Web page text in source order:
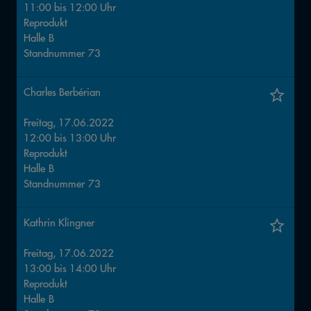
11:00 bis 12:00 Uhr
Reprodukt
Halle B
Standnummer 73
Charles Berbérian
Freitag, 17.06.2022
12:00 bis 13:00 Uhr
Reprodukt
Halle B
Standnummer 73
Kathrin Klingner
Freitag, 17.06.2022
13:00 bis 14:00 Uhr
Reprodukt
Halle B